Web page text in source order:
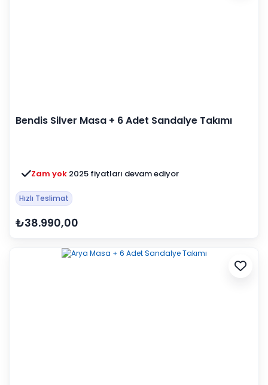
Bendis Silver Masa + 6 Adet Sandalye Takımı
Zam yok 2025 fiyatları devam ediyor
Hızlı Teslimat
₺38.990,00